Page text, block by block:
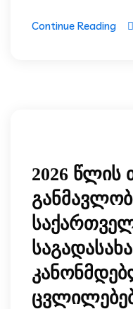
Continue Reading
2026 წლის თებერვლის თვის